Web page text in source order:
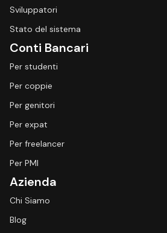
Sviluppatori
Stato del sistema
Conti Bancari
Per studenti
Per coppie
Per genitori
Per expat
Per freelancer
Per PMI
Azienda
Chi Siamo
Blog